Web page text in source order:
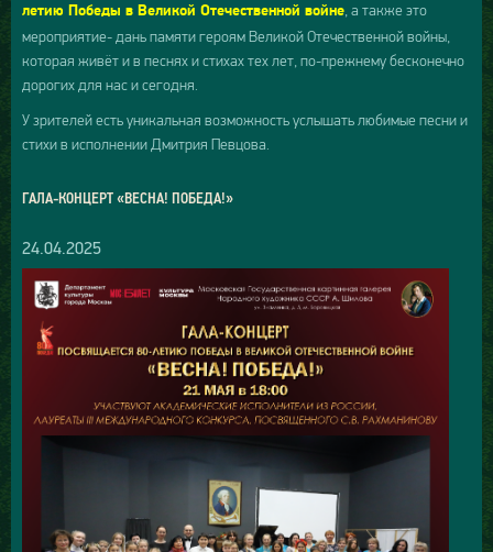
летию Победы в Великой Отечественной войне, а также это
мероприятие- дань памяти героям Великой Отечественной войны,
которая живёт и в песнях и стихах тех лет, по-прежнему бесконечно
дорогих для нас и сегодня.
У зрителей есть уникальная возможность услышать любимые песни и
стихи в исполнении Дмитрия Певцова.
ГАЛА-КОНЦЕРТ «ВЕСНА! ПОБЕДА!»
24.04.2025